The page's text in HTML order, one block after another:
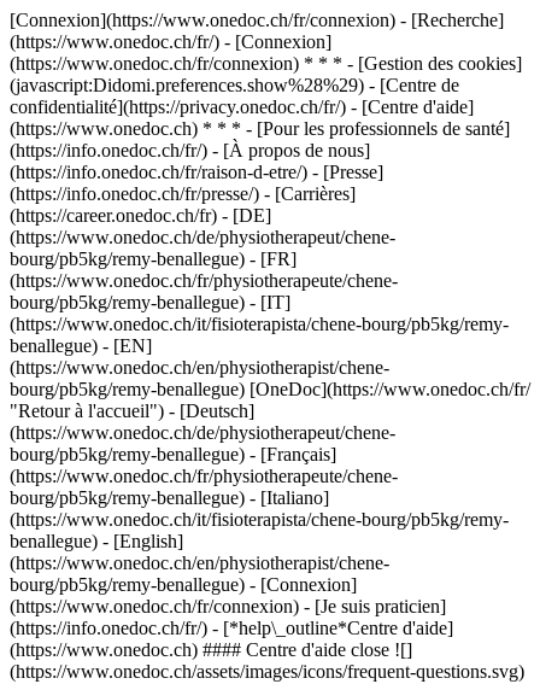
[Connexion](https://www.onedoc.ch/fr/connexion) - [Recherche]
(https://www.onedoc.ch/fr/) - [Connexion]
(https://www.onedoc.ch/fr/connexion) * * * - [Gestion des cookies]
(javascript:Didomi.preferences.show%28%29) - [Centre de
confidentialité](https://privacy.onedoc.ch/fr/) - [Centre d'aide]
(https://www.onedoc.ch) * * * - [Pour les professionnels de santé]
(https://info.onedoc.ch/fr/) - [À propos de nous]
(https://info.onedoc.ch/fr/raison-d-etre/) - [Presse]
(https://info.onedoc.ch/fr/presse/) - [Carrières]
(https://career.onedoc.ch/fr) - [DE]
(https://www.onedoc.ch/de/physiotherapeut/chene-
bourg/pb5kg/remy-benallegue) - [FR]
(https://www.onedoc.ch/fr/physiotherapeute/chene-
bourg/pb5kg/remy-benallegue) - [IT]
(https://www.onedoc.ch/it/fisioterapista/chene-bourg/pb5kg/remy-
benallegue) - [EN]
(https://www.onedoc.ch/en/physiotherapist/chene-
bourg/pb5kg/remy-benallegue) [OneDoc](https://www.onedoc.ch/fr/
"Retour à l'accueil") - [Deutsch]
(https://www.onedoc.ch/de/physiotherapeut/chene-
bourg/pb5kg/remy-benallegue) - [Français]
(https://www.onedoc.ch/fr/physiotherapeute/chene-
bourg/pb5kg/remy-benallegue) - [Italiano]
(https://www.onedoc.ch/it/fisioterapista/chene-bourg/pb5kg/remy-
benallegue) - [English]
(https://www.onedoc.ch/en/physiotherapist/chene-
bourg/pb5kg/remy-benallegue) - [Connexion]
(https://www.onedoc.ch/fr/connexion) - [Je suis praticien]
(https://info.onedoc.ch/fr/) - [*help\_outline*Centre d'aide]
(https://www.onedoc.ch) #### Centre d'aide close ![]
(https://www.onedoc.ch/assets/images/icons/frequent-questions.svg)